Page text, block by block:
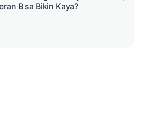
Bisa Bikin Kaya?